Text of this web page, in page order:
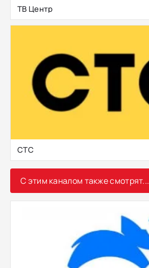
ТВ Центр
СТС
С этим каналом также смотрят...